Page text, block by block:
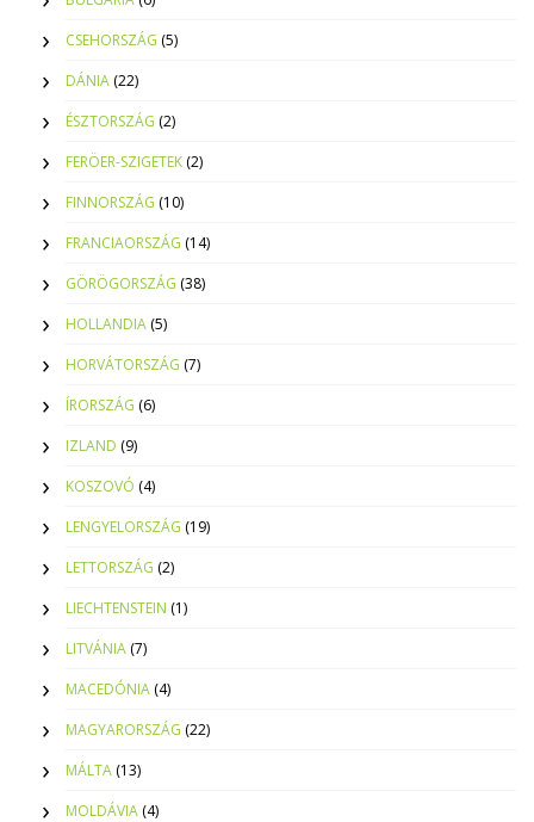
CSEHORSZÁG (5)
DÁNIA (22)
ÉSZTORSZÁG (2)
FERÖER-SZIGETEK (2)
FINNORSZÁG (10)
FRANCIAORSZÁG (14)
GÖRÖGORSZÁG (38)
HOLLANDIA (5)
HORVÁTORSZÁG (7)
ÍRORSZÁG (6)
IZLAND (9)
KOSZOVÓ (4)
LENGYELORSZÁG (19)
LETTORSZÁG (2)
LIECHTENSTEIN (1)
LITVÁNIA (7)
MACEDÓNIA (4)
MAGYARORSZÁG (22)
MÁLTA (13)
MOLDÁVIA (4)